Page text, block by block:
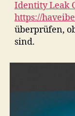
Identity Leak
https://
überprüfen,
sind.